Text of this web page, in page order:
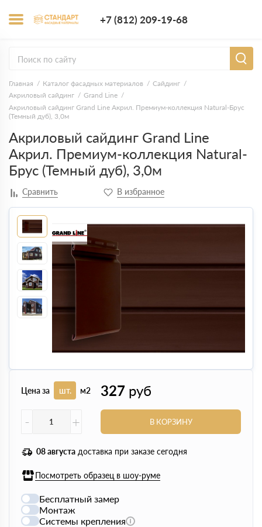
+7 (812) 209-19-68
Главная Каталог фасадных материалов
Сайдинг
Акриловый сайдинг
Grand Line
Акриловый сайдинг Grand Line Акрил. Премиум-коллекция Natural-Брус
(Темный дуб), 3,0м
Акриловый сайдинг Grand Line
Акрил. Премиум-коллекция Natural-
Брус (Темный дуб), 3,0м
Цена за шт. м2 327 руб
-
+ В КОРЗИНУ
08 августа доставка при заказе сегодня
Посмотреть образец в шоу-руме
Бесплатный замер
Монтаж
Системы крепления